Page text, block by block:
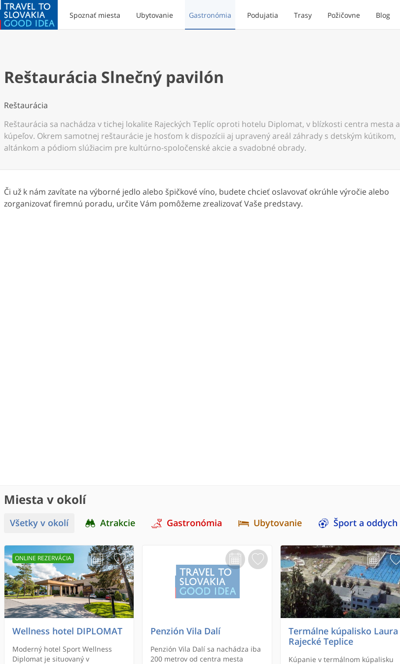
Spoznať miesta Ubytovanie Gastronómia Podujatia Trasy Požičovne Blog
Reštaurácia Slnečný pavilón
Reštaurácia
Reštaurácia sa nachádza v tichej lokalite Rajeckých Teplíc oproti hotelu Diplomat, v blízkosti centra mesta a
kúpeľov. Okrem samotnej reštaurácie je hosťom k dispozícii aj upravený areál záhrady s detským kútikom,
altánkom a pódiom slúžiacim pre kultúrno-spoločenské akcie a svadobné obrady.
Či už k nám zavítate na výborné jedlo alebo špičkové víno, budete chcieť oslavovať okrúhle výročie alebo
zorganizovať firemnú poradu, určite Vám pomôžeme zrealizovať Vaše predstavy.
Miesta v okolí
Všetky v okolí Atrakcie Gastronómia Ubytovanie Šport a oddych
Wellness hotel DIPLOMAT
Moderný hotel Sport Wellness
Diplomat je situovaný v
ONLINE REZERVÁCIA
Penzión Vila Dalí
Penzión Vila Dalí sa nachádza iba
200 metrov od centra mesta
Termálne kúpalisko Laura
Rajecké Teplice
Kúpanie v termálnom kúpalisku